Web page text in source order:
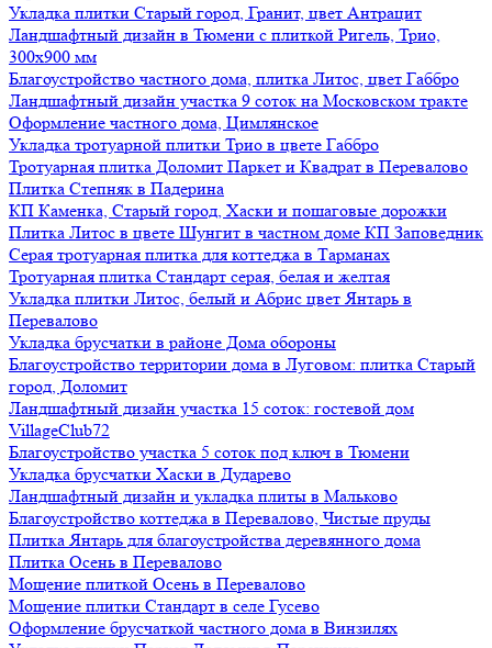
Укладка плитки Старый город, Гранит, цвет Антрацит
Ландшафтный дизайн в Тюмени с плиткой Ригель, Трио,
300х900 мм
Благоустройство частного дома, плитка Литос, цвет Габбро
Ландшафтный дизайн участка 9 соток на Московском тракте
Оформление частного дома, Цимлянское
Укладка тротуарной плитки Трио в цвете Габбро
Тротуарная плитка Доломит Паркет и Квадрат в Перевалово
Плитка Степняк в Падерина
КП Каменка, Старый город, Хаски и пошаговые дорожки
Плитка Литос в цвете Шунгит в частном доме КП Заповедник
Серая тротуарная плитка для коттеджа в Тарманах
Тротуарная плитка Стандарт серая, белая и желтая
Укладка плитки Литос, белый и Абрис цвет Янтарь в
Перевалово
Укладка брусчатки в районе Дома обороны
Благоустройство территории дома в Луговом: плитка Старый
город, Доломит
Ландшафтный дизайн участка 15 соток: гостевой дом
VillageClub72
Благоустройство участка 5 соток под ключ в Тюмени
Укладка брусчатки Хаски в Дударево
Ландшафтный дизайн и укладка плиты в Мальково
Благоустройство коттеджа в Перевалово, Чистые пруды
Плитка Янтарь для благоустройства деревянного дома
Плитка Осень в Перевалово
Мощение плиткой Осень в Перевалово
Мощение плитки Стандарт в селе Гусево
Оформление брусчаткой частного дома в Винзилях